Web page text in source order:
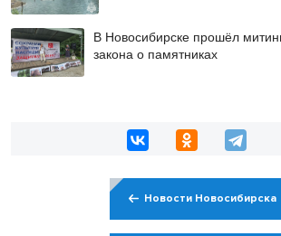
В Новосибирске прошёл
закона о памятниках
Новости Новосибирска